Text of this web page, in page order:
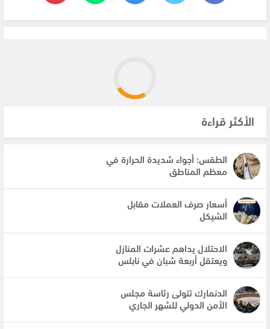
الأكثر قراءة
الطقس: أجواء شديدة الحرارة في
معظم المناطق
أسعار صرف العملات مقابل
الشيكل
الاحتلال يداهم عشرات المنازل
ويعتقل أربعة شبان في نابلس
الدنمارك تتولى رئاسة مجلس
الأمن الدولي للشهر الجاري